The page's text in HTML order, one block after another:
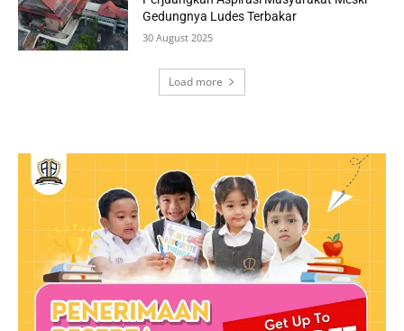
Gedungnya Ludes Terbakar
30 August 2025
Load more